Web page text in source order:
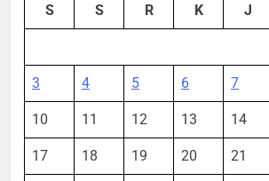
S S R K J
3 4 5 6 7
10 11 12 13 14
17 18 19 20 21